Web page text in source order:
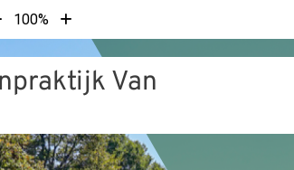
100%
Tekst
vergroten
met
10%
Van